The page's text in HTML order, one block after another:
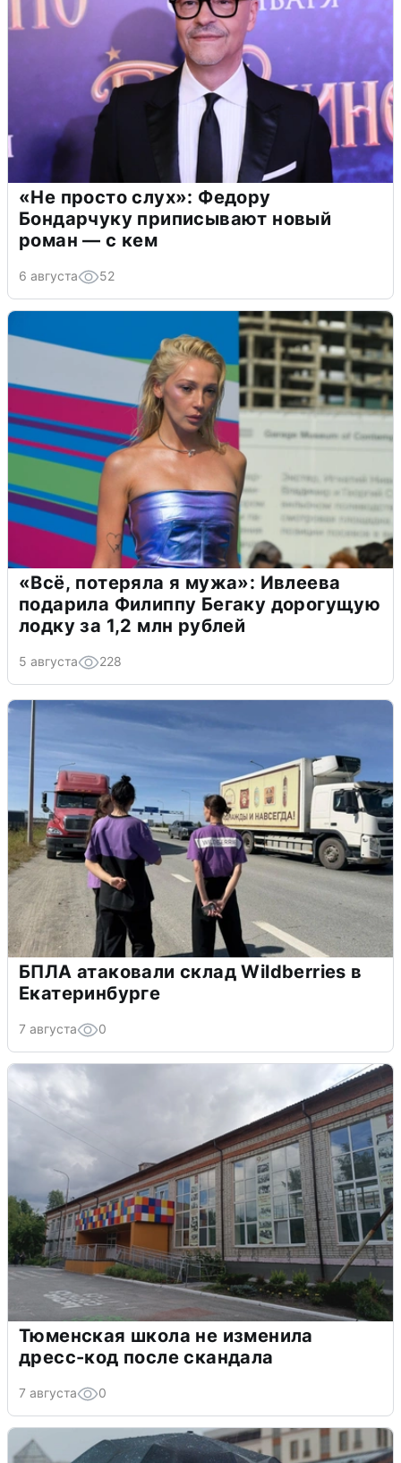
«Не просто слух»: Федору
Бондарчуку приписывают новый
роман — с кем
6 августа 52
«Всё, потеряла я мужа»: Ивлеева
подарила Филиппу Бегаку дорогущую
лодку за 1,2 млн рублей
5 августа 228
БПЛА атаковали склад Wildberries в
Екатеринбурге
7 августа 0
Тюменская школа не изменила
дресс-код после скандала
7 августа 0